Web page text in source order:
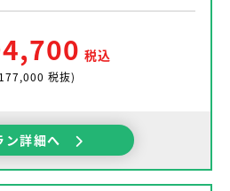
税込
税抜)
ン詳細へ